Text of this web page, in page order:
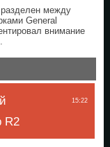
между
General
внимание
15:22
R2